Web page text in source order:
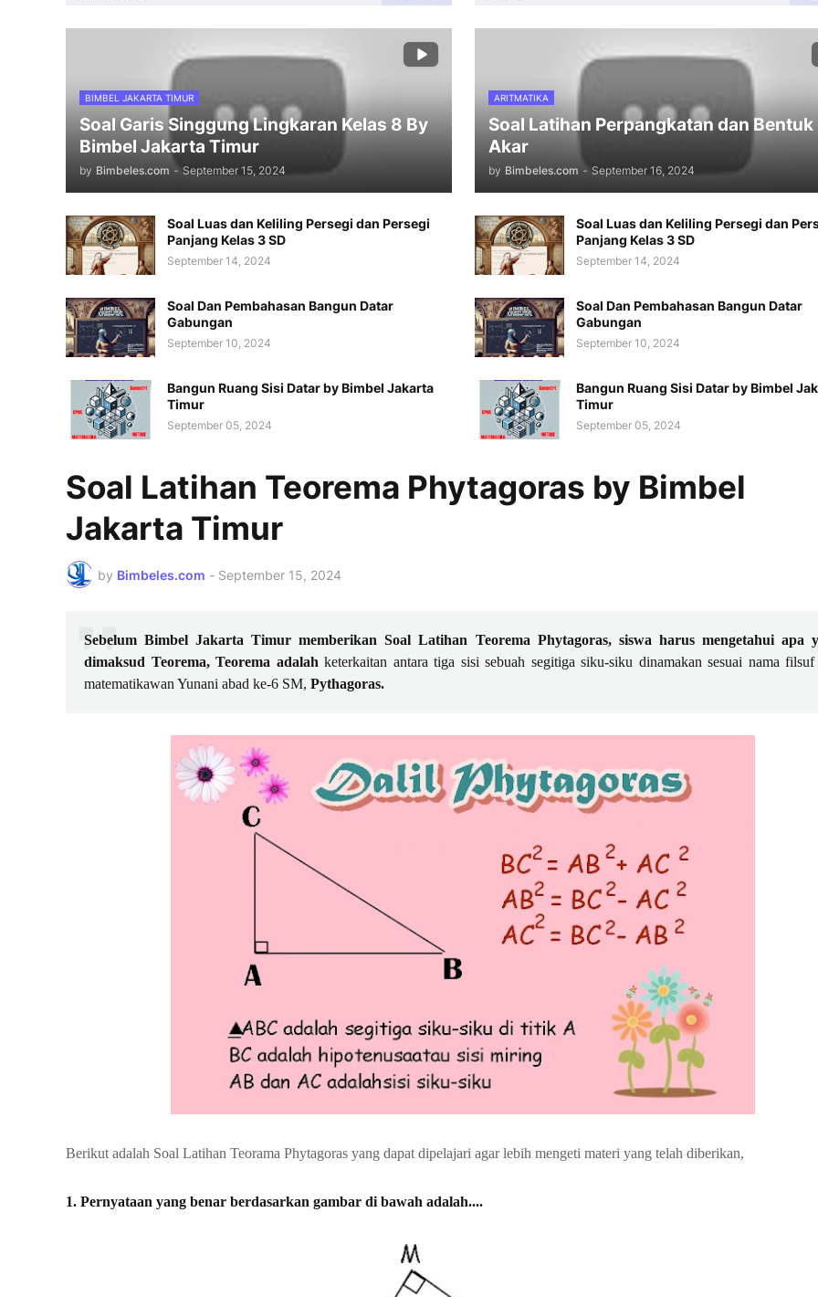
BIMBEL JAKARTA TIMUR
Soal Garis Singgung Lingkaran Kelas 8 By
Bimbel Jakarta Timur
by Bimbeles.com - September 15, 2024
Soal Luas dan Keliling Persegi dan Persegi
Panjang Kelas 3 SD
September 14, 2024
Soal Dan Pembahasan Bangun Datar
Gabungan
September 10, 2024
Bangun Ruang Sisi Datar by Bimbel Jakarta
Timur
September 05, 2024
ARITMATIKA
Soal Latihan Perpangkatan dan Bentuk
Akar
by Bimbeles.com - September 16, 2024
Soal Luas dan Keliling Persegi dan
Panjang Kelas 3 SD
September 14, 2024
Soal Dan Pembahasan Bangun Datar
Gabungan
September 10, 2024
Bangun Ruang Sisi Datar by Bimbel
Timur
September 05, 2024
Soal Latihan Teorema Phytagoras by Bimbel
Jakarta Timur
by Bimbeles.com - September 15, 2024
Sebelum Bimbel Jakarta Timur memberikan Soal Latihan Teorema Phytagoras, siswa harus mengetahui apa
dimaksud Teorema, Teorema adalahketerkaitan antara tiga sisi sebuah segitiga siku-siku dinamakan sesuai nama
matematikawan Yunani abad ke-6 SM, Pythagoras.
Berikut adalah Soal Latihan Teorama Phytagoras yang dapat dipelajari agar lebih mengeti materi yang telah diberikan,
1. Pernyataan yang benar berdasarkan gambar di bawah adalah....